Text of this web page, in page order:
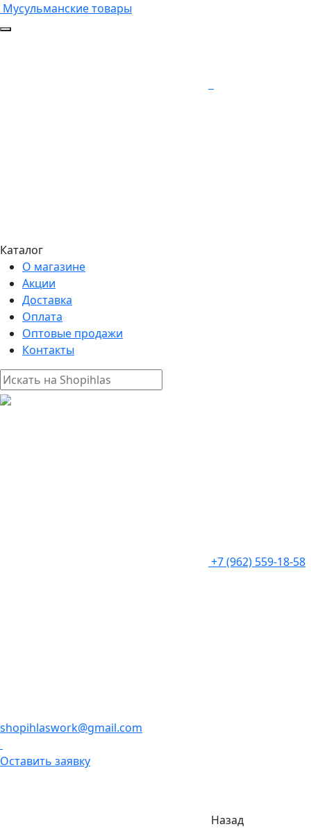
Мусульманские товары
Каталог
О магазине
Акции
Доставка
Оплата
Оптовые продажи
Контакты
+7 (962) 559-18-58
shopihlaswork@gmail.com
Оставить заявку
Назад